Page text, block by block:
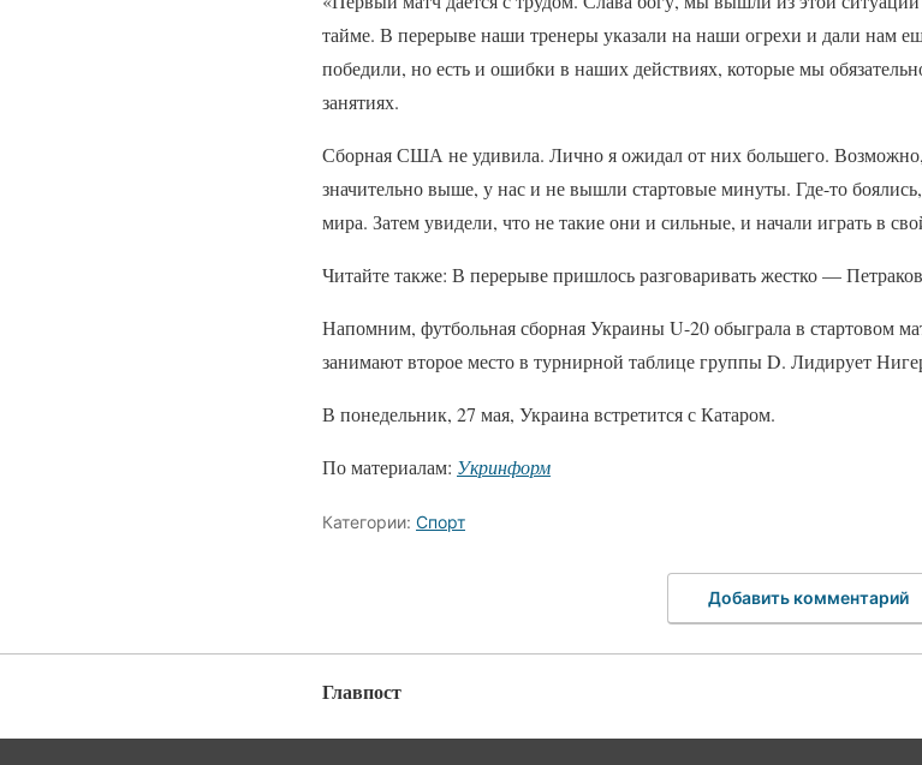
тайме. В перерыве наши тренеры указали на наши огрехи и дали нам
победили, но есть и ошибки в наших действиях, которые мы
занятиях.
Сборная США не удивила. Лично я ожидал от них большего.
значительно выше, у нас и не вышли стартовые минуты. Где-то
мира. Затем увидели, что не такие они и сильные, и начали играть в
Читайте также: В перерыве пришлось разговаривать жестко — Петраков
Напомним, футбольная сборная Украины U-20 обыграла в
занимают второе место в турнирной таблице группы D. Лидирует
В понедельник, 27 мая, Украина встретится с Катаром.
По материалам: Укринформ
Категории: Спорт
Добавить комментарий
Главпост